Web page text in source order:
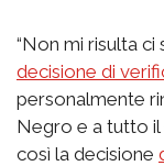
“Non mi risulta ci
decisione di
personalmente
Negro e a tutto il
così la decisione